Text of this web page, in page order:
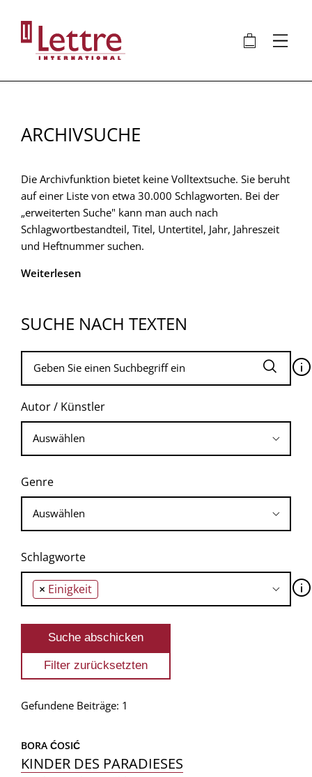
Inhalt
🛍 ⋮
ARCHIVSUCHE
Die Archivfunktion bietet keine Volltextsuche. Sie beruht
auf einer Liste von etwa 30.000 Schlagworten. Bei der
„erweiterten Suche" kann man auch nach
Schlagwortbestandteil, Titel, Untertitel, Jahr, Jahreszeit
und Heftnummer suchen.
Weiterlesen
SUCHE NACH TEXTEN
🛈
Autor / Künstler
Genre
Schlagworte
× Einigkeit 🛈
Gefundene Beiträge: 1
BORA ĆOSIĆ
KINDER DES PARADIESES